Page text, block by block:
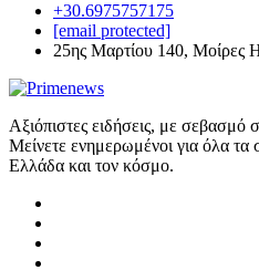
+30.6975757175
[email protected]
25ης Μαρτίου 140, Μοίρες
Αξιόπιστες ειδήσεις, με σεβασμό
Μείνετε ενημερωμένοι για όλα τα
Ελλάδα και τον κόσμο.